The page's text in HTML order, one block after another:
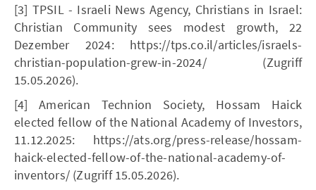
[3] TPSIL - Israeli News Agency, Christians in Israel:
Christian Community sees modest growth, 22
Dezember 2024: https://tps.co.il/articles/israels-
christian-population-grew-in-2024/ (Zugriff
15.05.2026).
[4] American Technion Society, Hossam Haick
elected fellow of the National Academy of Investors,
11.12.2025: https://ats.org/press-release/hossam-
haick-elected-fellow-of-the-national-academy-of-
inventors/ (Zugriff 15.05.2026).